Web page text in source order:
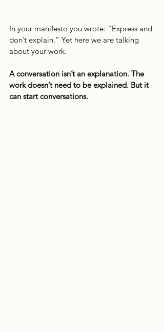
In your manifesto you wrote: “Express and
don’t explain.” Yet here we are talking
about your work.
A conversation isn’t an explanation. The
work doesn’t need to be explained. But it
can start conversations.